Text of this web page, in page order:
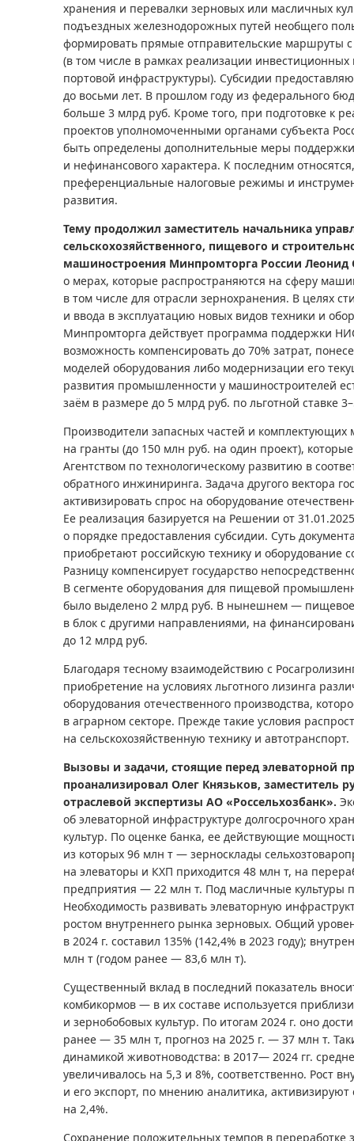
хранения и перевалки зерновых или масличных
подъездных железнодорожных путей необщего
формировать прямые отправительские маршруты
(в том числе в рамках реализации
портовой инфраструктуры). Субсидии
до восьми лет. В прошлом году из федерального
больше 3 млрд руб. Кроме того, при подготовке к
проектов уполномоченными органами субъекта
быть определены дополнительные меры поддержки
и нефинансового характера. К последним
преференциальные налоговые режимы и
развития.
Тему продолжил заместитель начальника
сельскохозяйственного, пищевого и
машиностроения Минпромторга России
о мерах, которые распространяются на сферу
в том числе для отрасли зернохранения. В целях
и ввода в эксплуатацию новых видов техники и
Минпромторга действует программа поддержки
возможность компенсировать до 70% затрат,
моделей оборудования либо модернизации его
развития промышленности у машиностроителей
заём в размере до 5 млрд руб. по льготной ставке
Производители запасных частей и комплектующих
на гранты (до 150 млн руб. на один проект),
Агентством по технологическому развитию в
обратного инжиниринга. Задача другого вектора
активизировать спрос на оборудование
Ее реализация базируется на Решении от
о порядке предоставления субсидии. Суть
приобретают российскую технику и оборудование
Разницу компенсирует государство
В сегменте оборудования для пищевой
было выделено 2 млрд руб. В нынешнем —
в блок с другими направлениями, на
до 12 млрд руб.
Благодаря тесному взаимодействию с
приобретение на условиях льготного лизинга
оборудования отечественного производства,
в аграрном секторе. Прежде такие условия
на сельскохозяйственную технику и автотранспорт.
Вызовы и задачи, стоящие перед элеваторной
проанализировал Олег Князьков, заместитель
отраслевой экспертизы АО «Россельхозбанк».
об элеваторной инфраструктуре долгосрочного
культур. По оценке банка, ее действующие
из которых 96 млн т — зерносклады
на элеваторы и КХП приходится 48 млн т, на
предприятия — 22 млн т. Под масличные культуры
Необходимость развивать элеваторную
ростом внутреннего рынка зерновых. Общий
в 2024 г. составил 135% (142,4% в 2023 году);
млн т (годом ранее — 83,6 млн т).
Существенный вклад в последний показатель
комбикормов — в их составе используется
и зернобобовых культур. По итогам 2024 г. оно
ранее — 35 млн т, прогноз на 2025 г. — 37 млн т.
динамикой животноводства: в 2017— 2024 гг.
увеличивалось на 5,3 и 8%, соответственно. Рост
и его экспорт, по мнению аналитика,
на 2,4%.
Сохранение положительных темпов в переработке